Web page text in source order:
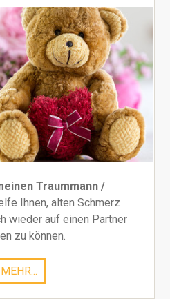
Traummann /
Ihnen, alten Schmerz
wieder auf einen Partner
zu können.